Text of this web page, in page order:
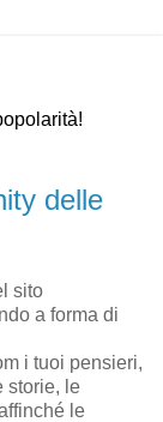
delle
sito
a forma di
i tuoi pensieri,
storie, le
le